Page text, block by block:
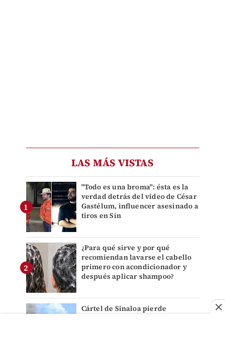
LAS MÁS VISTAS
"Todo es una broma": ésta es la
verdad detrás del video de César
Gastélum, influencer asesinado a
tiros en Sin
¿Para qué sirve y por qué
recomiendan lavarse el cabello
primero con acondicionador y
después aplicar shampoo?
Cártel de Sinaloa pierde